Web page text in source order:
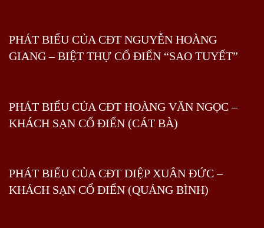
PHÁT BIỂU CỦA CĐT NGUYỄN HOÀNG
GIANG – BIỆT THỰ CỔ ĐIỂN “SAO TUYẾT”
PHÁT BIỂU CỦA CĐT HOÀNG VĂN NGỌC –
KHÁCH SẠN CỔ ĐIỂN (CÁT BÀ)
PHÁT BIỂU CỦA CĐT DIỆP XUÂN ĐỨC –
KHÁCH SẠN CỔ ĐIỂN (QUẢNG BÌNH)